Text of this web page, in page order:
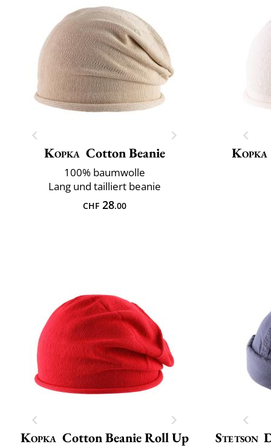
Kopka Cotton Beanie
100% baumwolle
Lang und tailliert beanie
CHF28.00
Kopka
Kopka Cotton Beanie Roll Up Stetson